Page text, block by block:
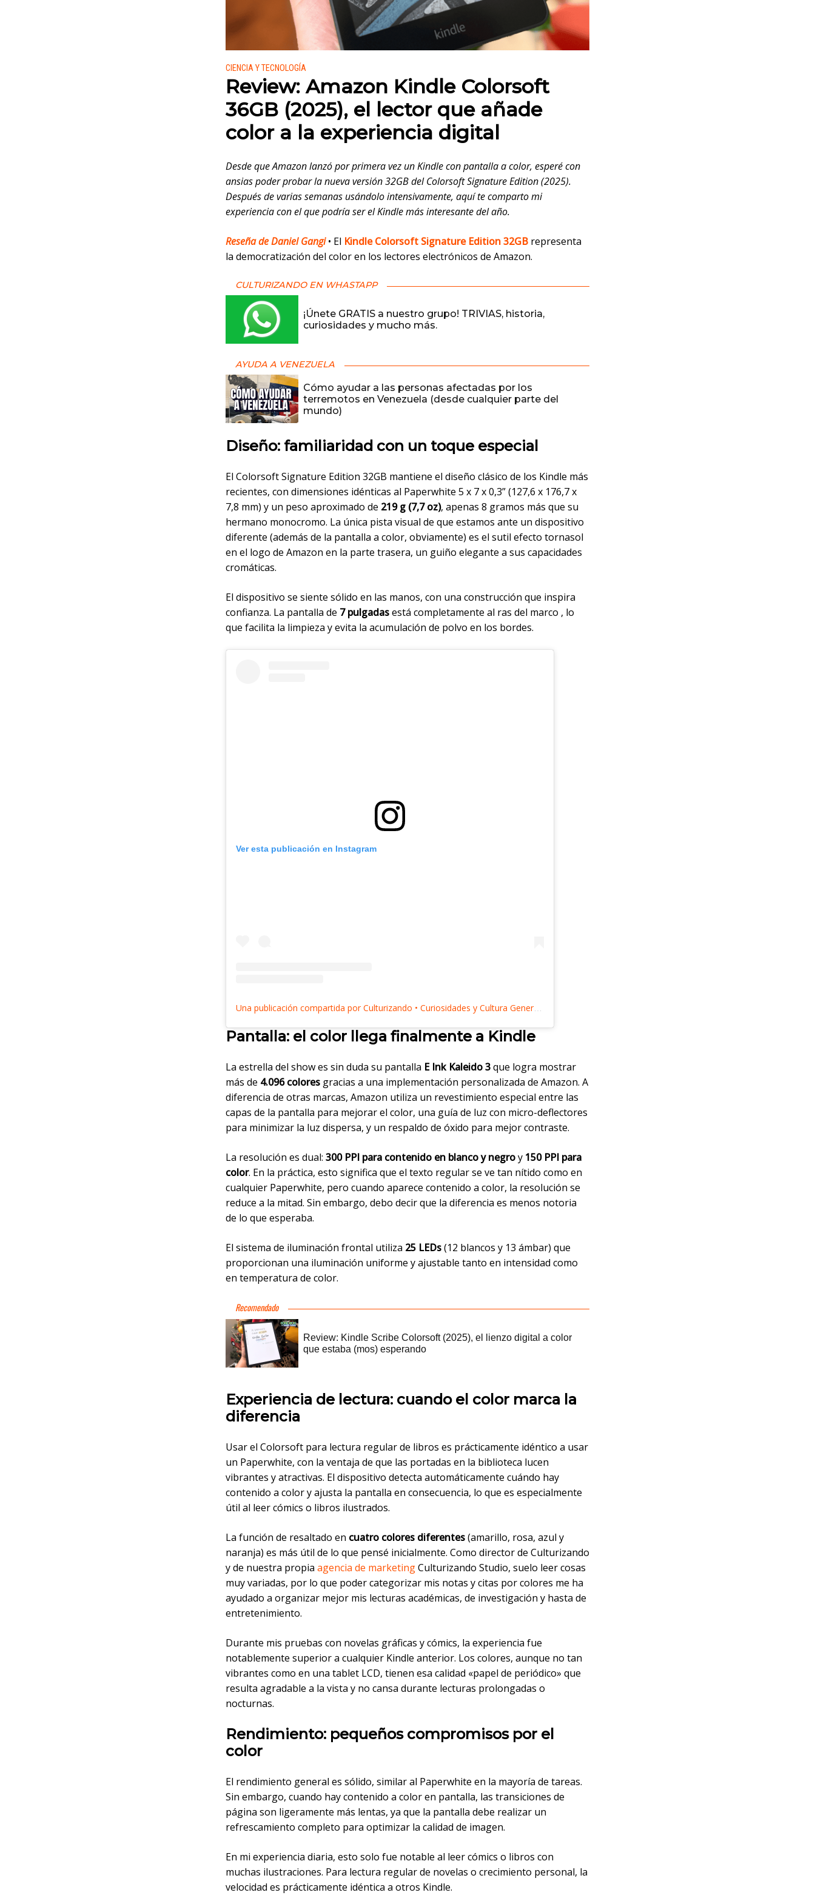
Publicado en:
CIENCIA Y TECNOLOGÍA
Review: Amazon Kindle Colorsoft
36GB (2025), el lector que añade
color a la experiencia digital
Desde que Amazon lanzó por primera vez un Kindle con pantalla a color, esperé con
ansias poder probar la nueva versión 32GB del Colorsoft Signature Edition (2025).
Después de varias semanas usándolo intensivamente, aquí te comparto mi
experiencia con el que podría ser el Kindle más interesante del año.
Reseña de Daniel Gangi• El Kindle Colorsoft Signature Edition 32GB representa
la democratización del color en los lectores electrónicos de Amazon.
CULTURIZANDO EN WHASTAPP
¡Únete GRATIS a nuestro grupo! TRIVIAS, historia,
curiosidades y mucho más.
AYUDA A VENEZUELA
Cómo ayudar a las personas afectadas por los
terremotos en Venezuela (desde cualquier parte del
mundo)
Diseño: familiaridad con un toque especial
El Colorsoft Signature Edition 32GB mantiene el diseño clásico de los Kindle más
recientes, con dimensiones idénticas al Paperwhite 5 x 7 x 0,3” (127,6 x 176,7 x
7,8 mm) y un peso aproximado de 219 g (7,7 oz), apenas 8 gramos más que su
hermano monocromo. La única pista visual de que estamos ante un dispositivo
diferente (además de la pantalla a color, obviamente) es el sutil efecto tornasol
en el logo de Amazon en la parte trasera, un guiño elegante a sus capacidades
cromáticas.
El dispositivo se siente sólido en las manos, con una construcción que inspira
confianza. La pantalla de 7 pulgadasestá completamente al ras del marco , lo
que facilita la limpieza y evita la acumulación de polvo en los bordes.
Ver esta publicación en Instagram
Una publicación compartida por Culturizando • Curiosidades y Cultura General (@culturizando)
Pantalla: el color llega finalmente a Kindle
La estrella del show es sin duda su pantalla E Ink Kaleido 3que logra mostrar
más de 4.096 colores gracias a una implementación personalizada de Amazon. A
diferencia de otras marcas, Amazon utiliza un revestimiento especial entre las
capas de la pantalla para mejorar el color, una guía de luz con micro-deflectores
para minimizar la luz dispersa, y un respaldo de óxido para mejor contraste.
La resolución es dual: 300 PPI para contenido en blanco y negroy 150 PPI para
color. En la práctica, esto significa que el texto regular se ve tan nítido como en
cualquier Paperwhite, pero cuando aparece contenido a color, la resolución se
reduce a la mitad. Sin embargo, debo decir que la diferencia es menos notoria
de lo que esperaba.
El sistema de iluminación frontal utiliza 25 LEDs(12 blancos y 13 ámbar) que
proporcionan una iluminación uniforme y ajustable tanto en intensidad como
en temperatura de color.
Experiencia de lectura: cuando el color marca la
diferencia
Usar el Colorsoft para lectura regular de libros es prácticamente idéntico a usar
un Paperwhite, con la ventaja de que las portadas en la biblioteca lucen
vibrantes y atractivas. El dispositivo detecta automáticamente cuándo hay
contenido a color y ajusta la pantalla en consecuencia, lo que es especialmente
útil al leer cómics o libros ilustrados.
La función de resaltado en cuatro colores diferentes(amarillo, rosa, azul y
naranja) es más útil de lo que pensé inicialmente. Como director de Culturizando
y de nuestra propia agencia de marketingCulturizando Studio, suelo leer cosas
muy variadas, por lo que poder categorizar mis notas y citas por colores me ha
ayudado a organizar mejor mis lecturas académicas, de investigación y hasta de
entretenimiento.
Durante mis pruebas con novelas gráficas y cómics, la experiencia fue
notablemente superior a cualquier Kindle anterior. Los colores, aunque no tan
vibrantes como en una tablet LCD, tienen esa calidad «papel de periódico» que
resulta agradable a la vista y no cansa durante lecturas prolongadas o
nocturnas.
Rendimiento: pequeños compromisos por el
color
El rendimiento general es sólido, similar al Paperwhite en la mayoría de tareas.
Sin embargo, cuando hay contenido a color en pantalla, las transiciones de
página son ligeramente más lentas, ya que la pantalla debe realizar un
refrescamiento completo para optimizar la calidad de imagen.
En mi experiencia diaria, esto solo fue notable al leer cómics o libros con
muchas ilustraciones. Para lectura regular de novelas o crecimiento personal, la
velocidad es prácticamente idéntica a otros Kindle.